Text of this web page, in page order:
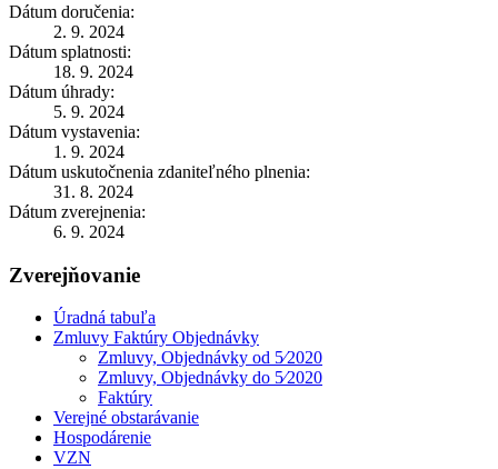
Dátum doručenia:
2. 9. 2024
Dátum splatnosti:
18. 9. 2024
Dátum úhrady:
5. 9. 2024
Dátum vystavenia:
1. 9. 2024
Dátum uskutočnenia zdaniteľného plnenia:
31. 8. 2024
Dátum zverejnenia:
6. 9. 2024
Zverejňovanie
Úradná tabuľa
Zmluvy Faktúry Objednávky
Zmluvy, Objednávky od 5⁄2020
Zmluvy, Objednávky do 5⁄2020
Faktúry
Verejné obstarávanie
Hospodárenie
VZN